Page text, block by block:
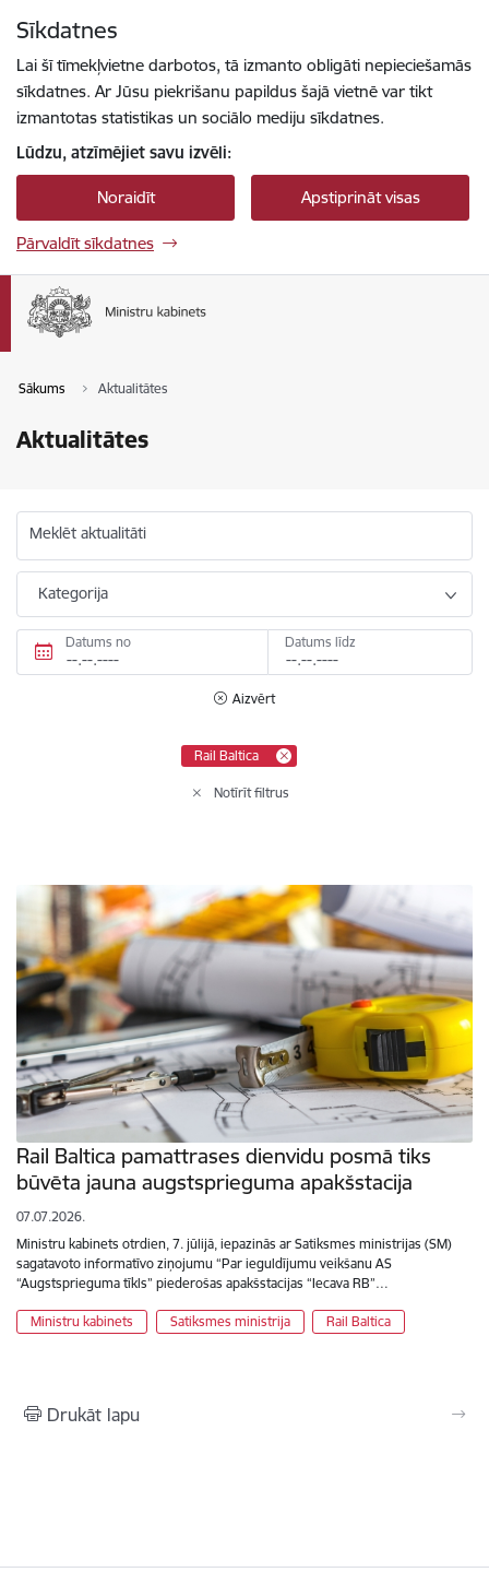
Sīkdatnes
Lai šī tīmekļvietne darbotos, tā izmanto obligāti nepieciešamās
sīkdatnes. Ar Jūsu piekrišanu papildus šajā vietnē var tikt
izmantotas statistikas un sociālo mediju sīkdatnes.
Lūdzu, atzīmējiet savu izvēli:
Noraidīt Apstiprināt visas
Pārvaldīt sīkdatnes
Sākums Aktualitātes
Aktualitātes
Meklēt aktualitāti
Kategorija
Datums no Datums līdz
Aizvērt
Rail Baltica
Notīrīt filtrus
Rail Baltica pamattrases dienvidu posmā tiks
būvēta jauna augstsprieguma apakšstacija
07.07.2026.
Ministru kabinets otrdien, 7. jūlijā, iepazinās ar Satiksmes ministrijas (SM)
sagatavoto informatīvo ziņojumu “Par ieguldījumu veikšanu AS
“Augstsprieguma tīkls” piederošas apakšstacijas “Iecava RB”…
Ministru kabinets Satiksmes ministrija Rail Baltica
Drukāt lapu